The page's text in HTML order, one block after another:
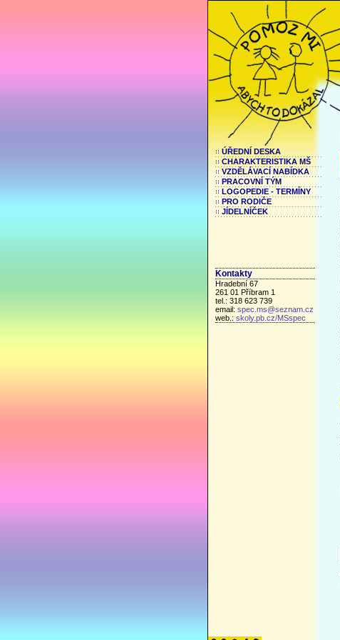
ÚŘEDNÍ DESKA
CHARAKTERISTIKA MŠ
VZDĚLÁVACÍ NABÍDKA
PRACOVNÍ TÝM
LOGOPEDIE - TERMÍNY
PRO RODIČE
JÍDELNÍČEK
Kontakty
Hradební 67
261 01 Příbram 1
tel.: 318 623 739
email: spec.ms@seznam.cz
web.: skoly.pb.cz/MSspec